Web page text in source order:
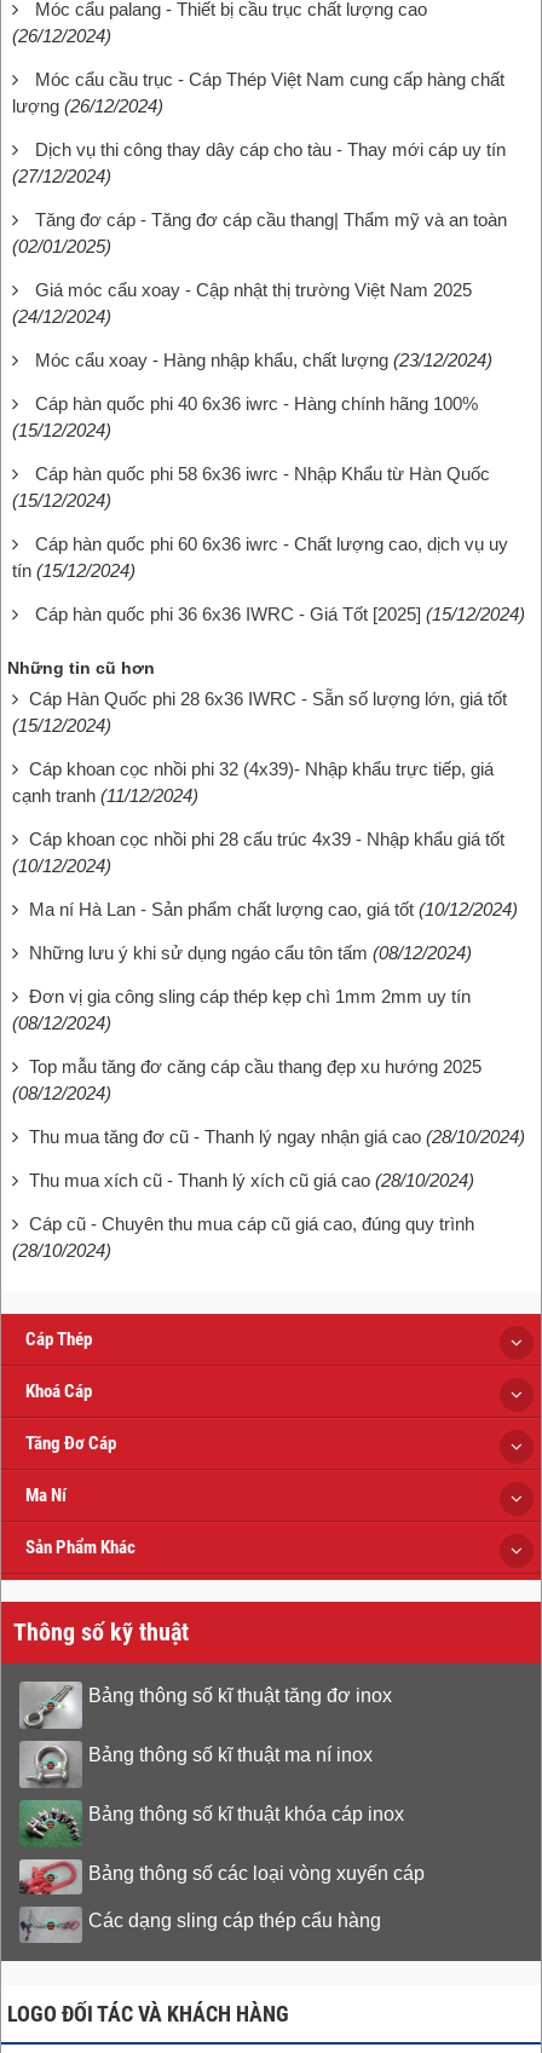
Móc cẩu palang - Thiết bị cầu trục chất lượng cao
(26/12/2024)
Móc cẩu cầu trục - Cáp Thép Việt Nam cung cấp hàng chất
lượng (26/12/2024)
Dịch vụ thi công thay dây cáp cho tàu - Thay mới cáp uy tín
(27/12/2024)
Tăng đơ cáp - Tăng đơ cáp cầu thang| Thẩm mỹ và an toàn
(02/01/2025)
Giá móc cẩu xoay - Cập nhật thị trường Việt Nam 2025
(24/12/2024)
Móc cẩu xoay - Hàng nhập khẩu, chất lượng (23/12/2024)
Cáp hàn quốc phi 40 6x36 iwrc - Hàng chính hãng 100%
(15/12/2024)
Cáp hàn quốc phi 58 6x36 iwrc - Nhập Khẩu từ Hàn Quốc
(15/12/2024)
Cáp hàn quốc phi 60 6x36 iwrc - Chất lượng cao, dịch vụ uy
tín (15/12/2024)
Cáp hàn quốc phi 36 6x36 IWRC - Giá Tốt [2025] (15/12/2024)
Những tin cũ hơn
Cáp Hàn Quốc phi 28 6x36 IWRC - Sẵn số lượng lớn, giá tốt
(15/12/2024)
Cáp khoan cọc nhồi phi 32 (4x39)- Nhập khẩu trực tiếp, giá
cạnh tranh (11/12/2024)
Cáp khoan cọc nhồi phi 28 cấu trúc 4x39 - Nhập khẩu giá tốt
(10/12/2024)
Ma ní Hà Lan - Sản phẩm chất lượng cao, giá tốt (10/12/2024)
Những lưu ý khi sử dụng ngáo cẩu tôn tấm (08/12/2024)
Đơn vị gia công sling cáp thép kẹp chì 1mm 2mm uy tín
(08/12/2024)
Top mẫu tăng đơ căng cáp cầu thang đẹp xu hướng 2025
(08/12/2024)
Thu mua tăng đơ cũ - Thanh lý ngay nhận giá cao (28/10/2024)
Thu mua xích cũ - Thanh lý xích cũ giá cao (28/10/2024)
Cáp cũ - Chuyên thu mua cáp cũ giá cao, đúng quy trình
(28/10/2024)
Cáp Thép
Khoá Cáp
Tăng Đơ Cáp
Ma Ní
Sản Phẩm Khác
Thông số kỹ thuật
Bảng thông số kĩ thuật tăng đơ inox
Bảng thông số kĩ thuật ma ní inox
Bảng thông số kĩ thuật khóa cáp inox
Bảng thông số các loại vòng xuyến cáp
Các dạng sling cáp thép cẩu hàng
LOGO ĐỐI TÁC VÀ KHÁCH HÀNG